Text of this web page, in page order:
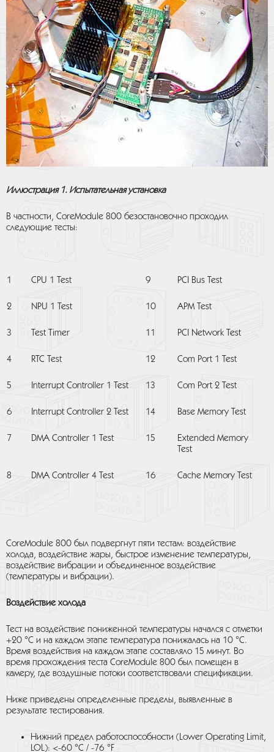
Иллюстрация 1. Испытательная установка
В частности, CoreModule 800 безостановочно проходил
следующие тесты:
1 CPU 1 Test 9 PCI Bus Test
2 NPU 1 Test 10 APM Test
3 Test Timer 11 PCI Network Test
4 RTC Test 12 Com Port 1 Test
5 Interrupt Controller 1 Test 13 Com Port 2 Test
6 Interrupt Controller 2 Test 14 Base Memory Test
7 DMA Controller 1 Test 15
Extended Memory
Test
8 DMA Controller 4 Test 16 Cache Memory Test
CoreModule 800 был подвергнут пяти тестам: воздействие
холода, воздействие жары, быстрое изменение температуры,
воздействие вибрации и объединенное воздействие
(температуры и вибрации).
Воздействие холода
Тест на воздействие пониженной температуры начался с отметки
+20 °С и на каждом этапе температура понижалась на 10 °С.
Время воздействия на каждом этапе составляло 15 минут. Во
время прохождения теста CoreModule 800 был помещен в
камеру, где воздушные потоки соответствовали спецификации.
Ниже приведены определенные пределы, выявленные в
результате тестирования.
Нижний предел работоспособности (Lower Operating Limit,
LOL): <-60 °C / -76 °F